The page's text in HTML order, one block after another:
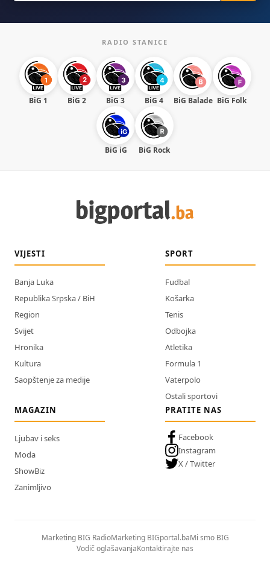
RADIO STANICE
BiG 1 BiG 2 BiG 3 BiG 4 BiG Balade BiG Folk
BiG iG BiG Rock
VIJESTI
Banja Luka
Republika Srpska / BiH
Region
Svijet
Hronika
Kultura
Saopštenje za medije
SPORT
Fudbal
Košarka
Tenis
Odbojka
Atletika
Formula 1
Vaterpolo
Ostali sportovi
MAGAZIN
Ljubav i seks
Moda
ShowBiz
Zanimljivo
PRATITE NAS
Facebook
Instagram
X / Twitter
Marketing BIG RadioMarketing BIGportal.baMi smo BIG
Vodič oglašavanjaKontaktirajte nas